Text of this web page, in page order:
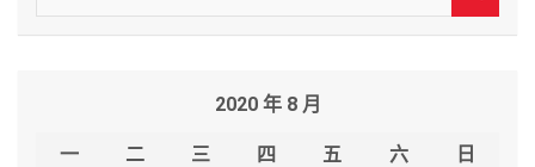
e
2020 年 8 月
一 二 三 四 五 六
日